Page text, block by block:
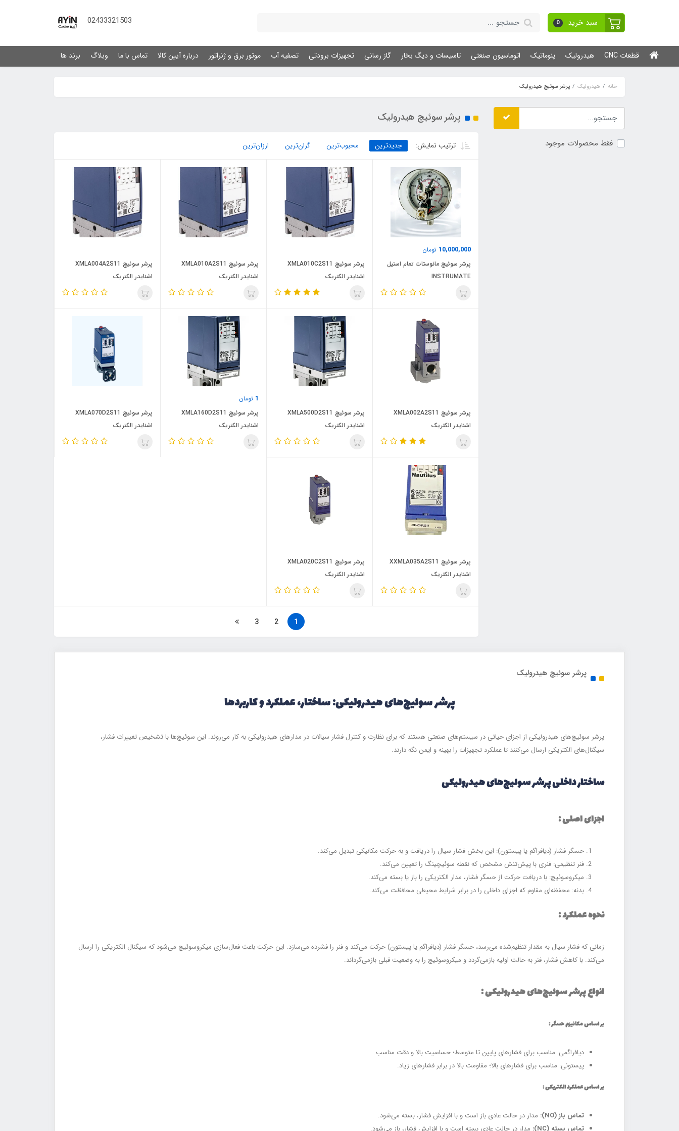
سبد خرید 0
02433321503
قطعات CNC هیدرولیک پنوماتیک اتوماسیون صنعتی تاسیسات و دیگ بخار گاز رسانی تجهیزات برودتی تصفیه آب موتور برق و ژنراتور درباره آیین کالا تماس با ما وبلاگ برند ها
خانه هیدرولیک پرشر سوئیچ هیدرولیک
فقط محصولات موجود
پرشر سوئیچ هیدرولیک
ترتیب نمایش: جدیدترین محبوب‌ترین گران‌ترین ارزان‌ترین
10,000,000 تومان
پرشر سوئیچ مانوستات تمام استیل
INSTRUMATE
پرشر سوئیچ XMLA010C2S11
اشنایدر الکتریک
پرشر سوئیچ XMLA010A2S11
اشنایدر الکتریک
پرشر سوئیچ XMLA004A2S11
اشنایدر الکتریک
پرشر سوئیچ XMLA002A2S11
اشنایدر الکتریک
پرشر سوئیچ XMLA500D2S11
اشنایدر الکتریک
1 تومان
پرشر سوئیچ XMLA160D2S11
اشنایدر الکتریک
پرشر سوئیچ XMLA070D2S11
اشنایدر الکتریک
پرشر سوئیچ XXMLA035A2S11
اشنایدر الکتریک
پرشر سوئیچ XMLA020C2S11
اشنایدر الکتریک
1
2
3
پرشر سوئیچ هیدرولیک
پرشر سوئیچ‌های هیدرولیکی: ساختار، عملکرد و کاربردها
پرشر سوئیچ‌های هیدرولیکی از اجزای حیاتی در سیستم‌های صنعتی هستند که برای نظارت و کنترل فشار سیالات در مدارهای هیدرولیکی به کار می‌روند. این سوئیچ‌ها با تشخیص تغییرات فشار،
سیگنال‌های الکتریکی ارسال می‌کنند تا عملکرد تجهیزات را بهینه و ایمن نگه دارند.
ساختار داخلی پرشر سوئیچ‌های هیدرولیکی
اجزای اصلی :
حسگر فشار (دیافراگم یا پیستون): این بخش فشار سیال را دریافت و به حرکت مکانیکی تبدیل می‌کند.
فنر تنظیمی: فنری با پیش‌تنش مشخص که نقطه سوئیچینگ را تعیین می‌کند.
میکروسوئیچ: با دریافت حرکت از حسگر فشار، مدار الکتریکی را باز یا بسته می‌کند.
بدنه: محفظه‌ای مقاوم که اجزای داخلی را در برابر شرایط محیطی محافظت می‌کند.
نحوه عملکرد :
زمانی که فشار سیال به مقدار تنظیم‌شده می‌رسد، حسگر فشار (دیافراگم یا پیستون) حرکت می‌کند و فنر را فشرده می‌سازد. این حرکت باعث فعال‌سازی میکروسوئیچ می‌شود که سیگنال الکتریکی را ارسال
می‌کند. با کاهش فشار، فنر به حالت اولیه بازمی‌گردد و میکروسوئیچ را به وضعیت قبلی بازمی‌گرداند.
انواع پرشر سوئیچ‌های هیدرولیکی :
بر اساس مکانیزم حسگر :
دیافراگمی: مناسب برای فشارهای پایین تا متوسط؛ حساسیت بالا و دقت مناسب.
پیستونی: مناسب برای فشارهای بالا؛ مقاومت بالا در برابر فشارهای زیاد.
بر اساس عملکرد الکتریکی :
تماس باز (NO):
مدار در حالت عادی باز است و با افزایش فشار، بسته می‌شود.
تماس بسته (NC):
مدار در حالت عادی بسته است و با افزایش فشار، باز می‌شود.